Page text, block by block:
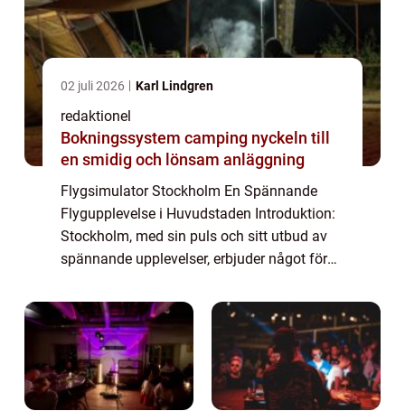
02 juli 2026 Karl Lindgren
redaktionel
Bokningssystem camping nyckeln till
en smidig och lönsam anläggning
Flygsimulator Stockholm En Spännande
Flygupplevelse i Huvudstaden Introduktion:
Stockholm, med sin puls och sitt utbud av
spännande upplevelser, erbjuder något för
Stockholm en av de mest fascinerande och
v...